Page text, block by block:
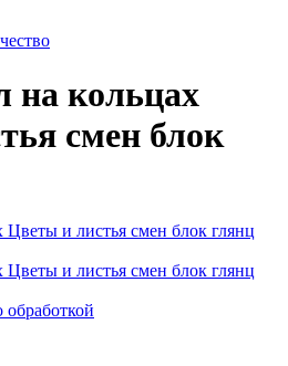
на кольцах
смен блок